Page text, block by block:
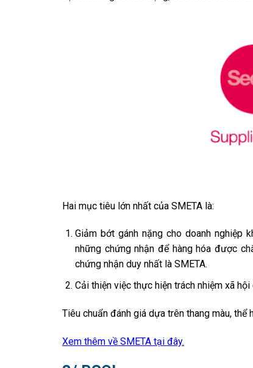
Hai mục tiêu lớn nhất của SMETA là:
Giảm bớt gánh nặng cho doanh nghiệp
những chứng nhận để hàng hóa được
chứng nhận duy nhất là SMETA.
Cải thiện việc thực hiện trách nhiệm xã
Tiêu chuẩn đánh giá dựa trên thang màu,
Xem thêm về SMETA tại đây.